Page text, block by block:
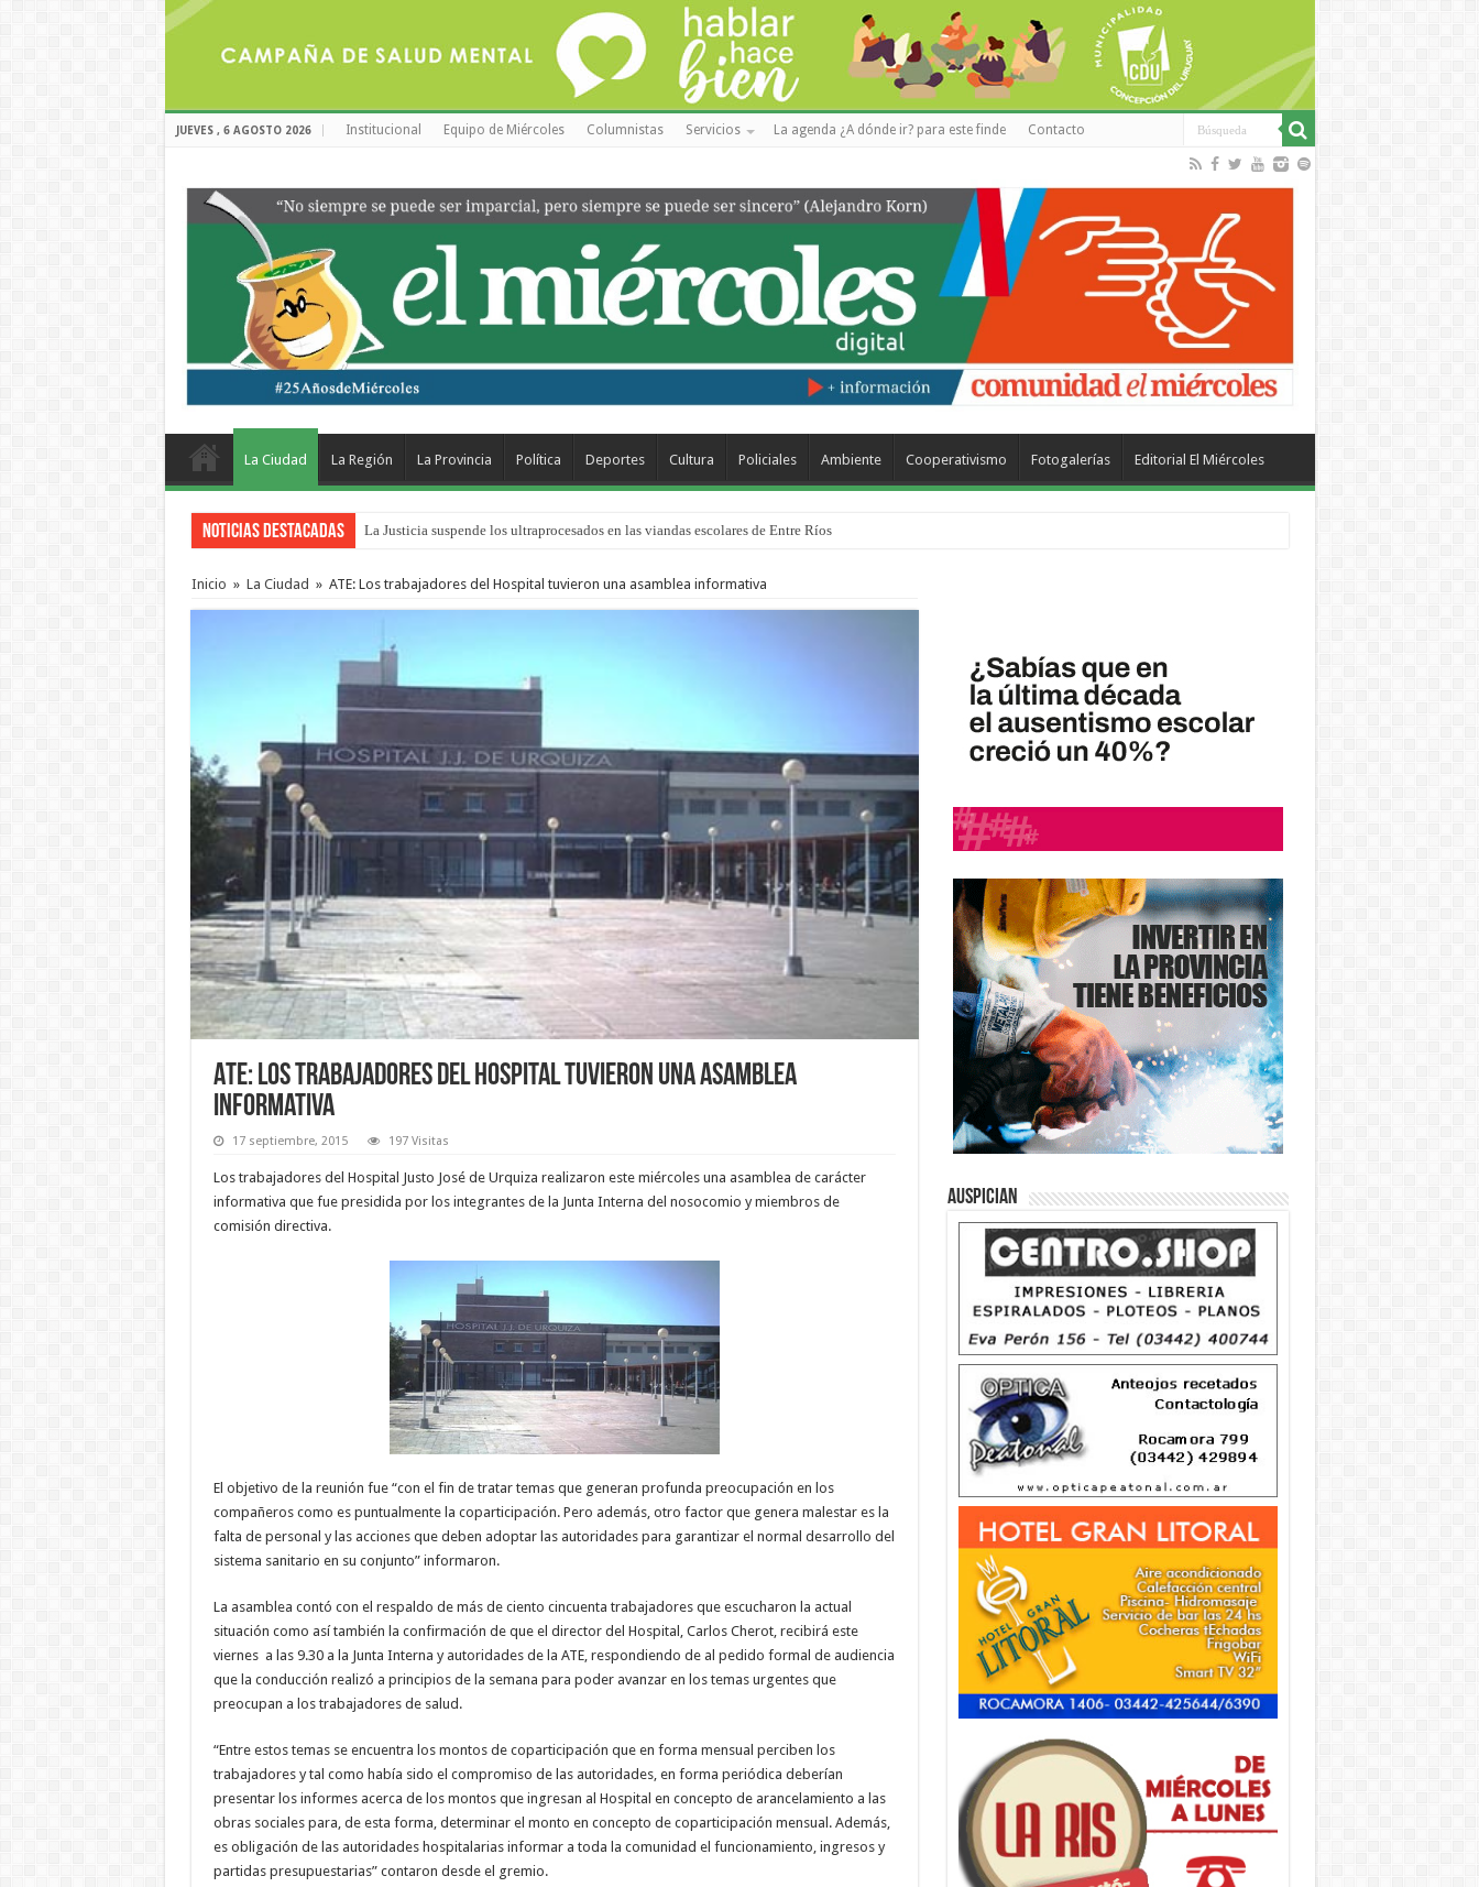
JUEVES , 6 AGOSTO 2026 Institucional Equipo de Miércoles Columnistas Servicios La agenda ¿A dónde ir? para este finde Contacto
La Ciudad La Región La Provincia Política Deportes Cultura Policiales Ambiente Cooperativismo Fotogalerías Editorial El Miércoles
Noticias Destacadas La Justicia suspende los ultraprocesados en las viandas escolares de Entre Ríos
Se presentará la obra “La Runfla de los Macanos”
Inicio » La Ciudad » ATE: Los trabajadores del Hospital tuvieron una asamblea informativa
ATE: Los trabajadores del Hospital tuvieron una asamblea
informativa
17 septiembre, 2015 197 Visitas
Los trabajadores del Hospital Justo José de Urquiza realizaron este miércoles una asamblea de carácter
informativa que fue presidida por los integrantes de la Junta Interna del nosocomio y miembros de
comisión directiva.
El objetivo de la reunión fue “con el fin de tratar temas que generan profunda preocupación en los
compañeros como es puntualmente la coparticipación. Pero además, otro factor que genera malestar es la
falta de personal y las acciones que deben adoptar las autoridades para garantizar el normal desarrollo del
sistema sanitario en su conjunto” informaron.
La asamblea contó con el respaldo de más de ciento cincuenta trabajadores que escucharon la actual
situación como así también la confirmación de que el director del Hospital, Carlos Cherot, recibirá este
viernes a las 9.30 a la Junta Interna y autoridades de la ATE, respondiendo de al pedido formal de audiencia
que la conducción realizó a principios de la semana para poder avanzar en los temas urgentes que
preocupan a los trabajadores de salud.
“Entre estos temas se encuentra los montos de coparticipación que en forma mensual perciben los
trabajadores y tal como había sido el compromiso de las autoridades, en forma periódica deberían
presentar los informes acerca de los montos que ingresan al Hospital en concepto de arancelamiento a las
obras sociales para, de esta forma, determinar el monto en concepto de coparticipación mensual. Además,
es obligación de las autoridades hospitalarias informar a toda la comunidad el funcionamiento, ingresos y
partidas presupuestarias” contaron desde el gremio.
Auspician